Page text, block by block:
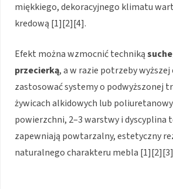
miękkiego, dekoracyjnego klimatu
kredową [1][2][4].
Efekt można wzmocnić techniką
przecierką, a w razie potrzeby
zastosować systemy o podwyższonej
żywicach alkidowych lub
powierzchni, 2–3 warstwy i dyscyplina
zapewniają powtarzalny, estetyczny
naturalnego charakteru mebla